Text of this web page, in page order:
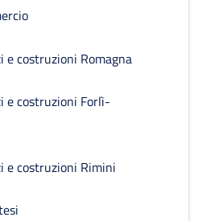
e costruzioni Romagna
e costruzioni Forlì-
e costruzioni Rimini